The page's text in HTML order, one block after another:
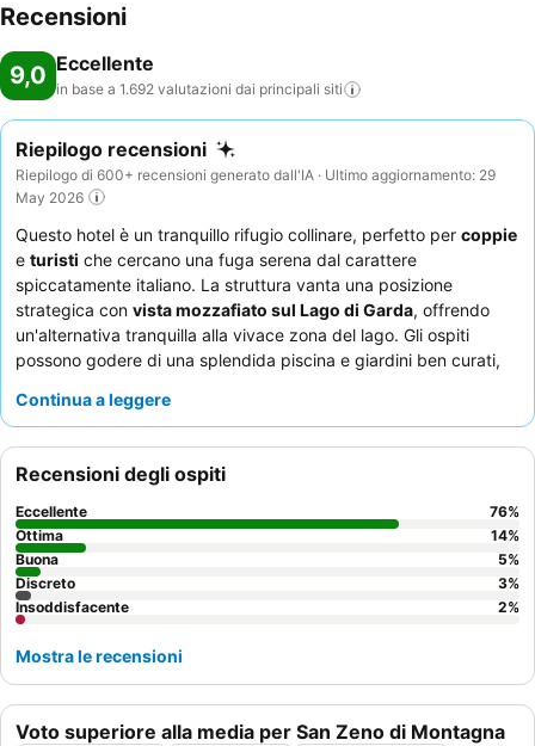
Recensioni
9,0 Eccellente
in base a 1.692 valutazioni dai principali siti
Riepilogo recensioni
Riepilogo di 600+ recensioni generato dall'IA · Ultimo aggiornamento: 29
May 2026
Questo hotel è un tranquillo rifugio collinare, perfetto per coppie
e turisti che cercano una fuga serena dal carattere
spiccatamente italiano. La struttura vanta una posizione
strategica con vista mozzafiato sul Lago di Garda, offrendo
un'alternativa tranquilla alla vivace zona del lago. Gli ospiti
possono godere di una splendida piscina e giardini ben curati,
professionalità del personale, insieme a una colazione a buffet
costantemente elogi. Per la migliore esperienza, scegliete una
camera con vista lagoper godere di una quiete ottimale e
panorami mozzafiato.
Continua a leggere
Voto superiore alla media per San Zeno di Montagna
Recensioni degli ospiti
Eccellente 76%
Ottima
14%
Buona
5%
Discreto
3%
Insoddisfacente
2%
Mostra le recensioni